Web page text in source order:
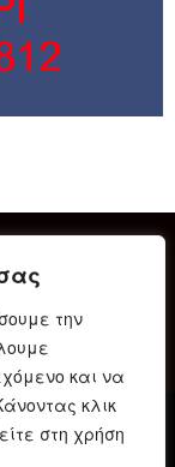
την
και να
κλικ
στη χρήση
χρήσης